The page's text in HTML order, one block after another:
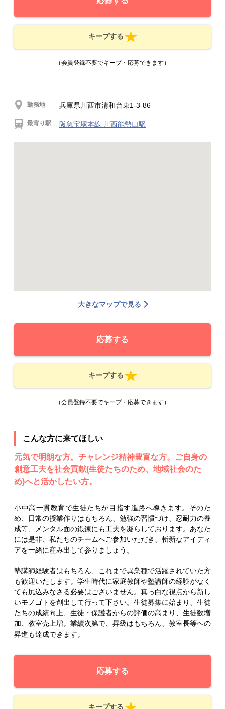
キープする
（会員登録不要でキープ・応募できます）
勤務地 兵庫県川西市清和台東1-3-86
最寄り駅 阪急宝塚本線 川西能勢口駅
大きなマップで見る
応募する
キープする
（会員登録不要でキープ・応募できます）
こんな方に来てほしい
元気で明朗な方。チャレンジ精神豊富な方。ご自身の
創意工夫を社会貢献(生徒たちのため、地域社会のた
め)へと活かしたい方。
小中高一貫教育で生徒たちが目指す進路へ導きます。そのた
め、日常の授業作りはもちろん、勉強の習慣づけ、忍耐力の養
成等、メンタル面の鍛錬にも工夫を凝らしております。あなた
には是非、私たちのチームへご参加いただき、斬新なアイディ
アを一緒に産み出して参りましょう。
塾講師経験者はもちろん、これまで異業種で活躍されていた方
も歓迎いたします。学生時代に家庭教師や塾講師の経験がなく
ても尻込みなさる必要はございません。真っ白な視点から新し
いモノゴトを創出して行って下さい。生徒募集に始まり、生徒
たちの成績向上、生徒・保護者からの評価の高まり、生徒数増
加、教室売上増。業績次第で、昇級はもちろん、教室長等への
昇進も達成できます。
応募する
キープする